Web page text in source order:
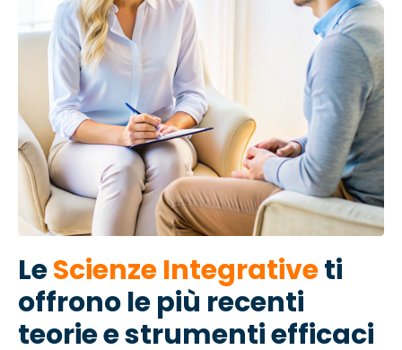
LeScienze Integrativeti
offrono le più recenti
teorie e strumenti efficaci